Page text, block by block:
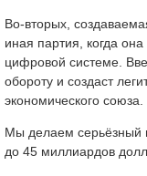
Во-вторых,
иная партия, когда
цифровой системе.
обороту и создаст
экономического союза.
Мы делаем серьёзный
до 45 миллиардов